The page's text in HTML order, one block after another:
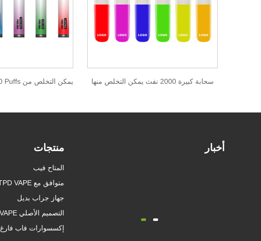
سحابة كبيرة 2000 نفث يمكن التخلص منها
أخبار منتجات
المتاح فيب
متوافق مع TPD VAPE
جهاز جراب بديل
التصميم الأصلي VAPE وقلم VAPE
إكسسوارات فاب فارغ